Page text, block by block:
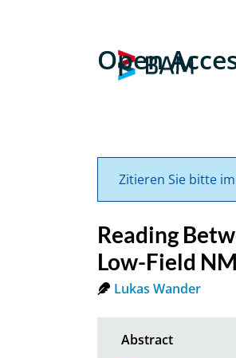
Open
Zitieren Sie bitte
Reading
Low-Field
Lukas Wander